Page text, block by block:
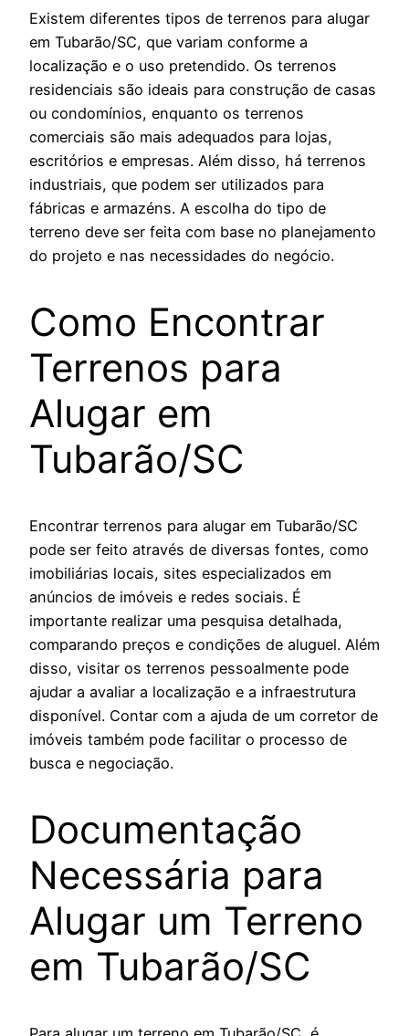
Existem diferentes tipos de terrenos para alugar
em Tubarão/SC, que variam conforme a
localização e o uso pretendido. Os terrenos
residenciais são ideais para construção de casas
ou condomínios, enquanto os terrenos
comerciais são mais adequados para lojas,
escritórios e empresas. Além disso, há terrenos
industriais, que podem ser utilizados para
fábricas e armazéns. A escolha do tipo de
terreno deve ser feita com base no planejamento
do projeto e nas necessidades do negócio.
Como Encontrar
Terrenos para
Alugar em
Tubarão/SC
Encontrar terrenos para alugar em Tubarão/SC
pode ser feito através de diversas fontes, como
imobiliárias locais, sites especializados em
anúncios de imóveis e redes sociais. É
importante realizar uma pesquisa detalhada,
comparando preços e condições de aluguel. Além
disso, visitar os terrenos pessoalmente pode
ajudar a avaliar a localização e a infraestrutura
disponível. Contar com a ajuda de um corretor de
imóveis também pode facilitar o processo de
busca e negociação.
Documentação
Necessária para
Alugar um Terreno
em Tubarão/SC